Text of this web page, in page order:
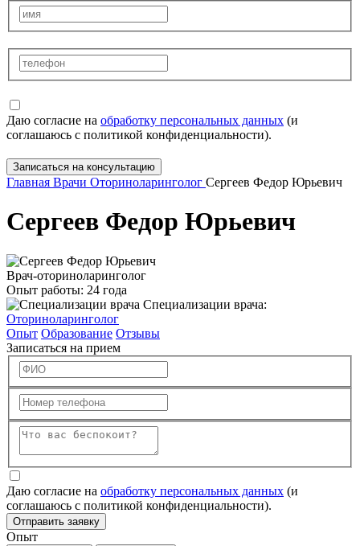
Даю согласие на обработку персональных данных (и
соглашаюсь с политикой конфиденциальности).
Записаться на консультацию
Главная Врачи Оториноларинголог Сергеев Федор Юрьевич
Сергеев Федор Юрьевич
Врач-оториноларинголог
Опыт работы: 24 года
Специализации врача:
Оториноларинголог
Опыт Образование Отзывы
Записаться на прием
Даю согласие на обработку персональных данных (и
соглашаюсь с политикой конфиденциальности).
Отправить заявку
Опыт